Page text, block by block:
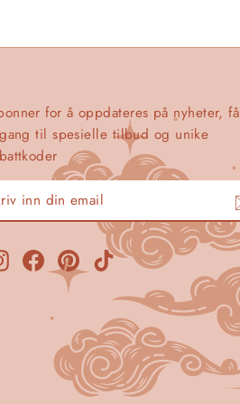
for å oppdateres på nyheter, få
til spesielle tilbud og unike
InstagramFacebookPinterestTikTok